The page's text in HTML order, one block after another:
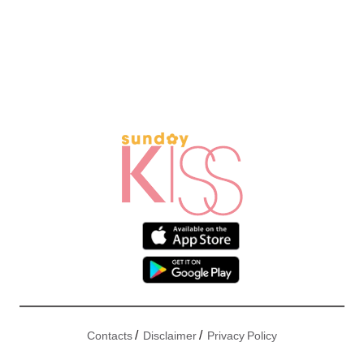
Contacts/ Disclaimer/ Privacy Policy